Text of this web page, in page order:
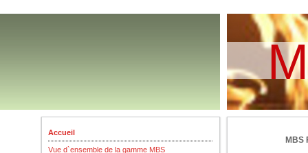
Accueil
Vue d`ensemble de la gamme MBS
MBS